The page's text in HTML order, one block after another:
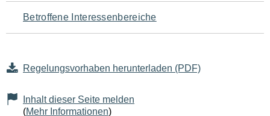
Seiteninhalt
Betroffene Interessenbereiche
Regelungsvorhaben herunterladen (PDF)
Inhalt dieser Seite melden
(Mehr Informationen)